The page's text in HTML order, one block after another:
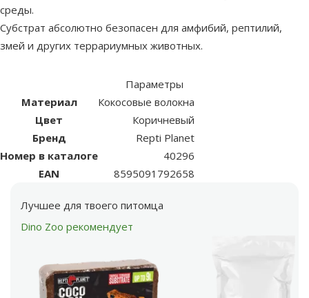
среды.
Субстрат абсолютно безопасен для амфибий, рептилий,
змей и других террариумных животных.
Параметры
Материал
Кокосовые волокна
Цвет
Коричневый
Бренд
Repti Planet
Номер в каталоге
40296
EAN
8595091792658
Лучшее для твоего питомца
Dino Zoo рекомендует